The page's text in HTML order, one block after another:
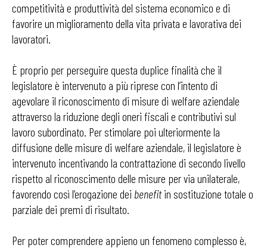
competitività e produttività del sistema economico e di
favorire un miglioramento della vita privata e lavorativa dei
lavoratori.
È proprio per perseguire questa duplice finalità che il
legislatore è intervenuto a più riprese con l’intento di
agevolare il riconoscimento di misure di welfare aziendale
attraverso la riduzione degli oneri fiscali e contributivi sul
lavoro subordinato. Per stimolare poi ulteriormente la
diffusione delle misure di welfare aziendale, il legislatore è
intervenuto incentivando la contrattazione di secondo livello
rispetto al riconoscimento delle misure per via unilaterale,
favorendo così l’erogazione dei benefitin sostituzione totale o
parziale dei premi di risultato.
Per poter comprendere appieno un fenomeno complesso è,